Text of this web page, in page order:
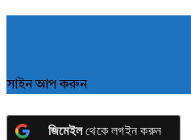
সাইন আপ করুন
জিমেইলথেকে লগইন করুন